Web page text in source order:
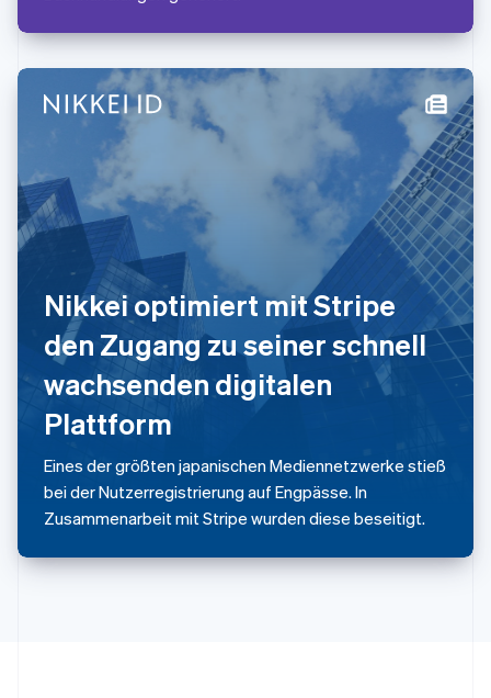
Nikkei optimiert mit Stripe
den Zugang zu seiner schnell
wachsenden digitalen
Plattform
Eines der größten japanischen Mediennetzwerke stieß
bei der Nutzerregistrierung auf Engpässe. In
Zusammenarbeit mit Stripe wurden diese beseitigt.
Portugal
Rumänien
English
Schweden
SvenskaEnglish
Schweiz
Deutsch
Singapur
English 简体中文
Slowakei
Slowenien
EnglishItaliano
Sonderverwaltungsregion Hongkong,
China
English 简体中文
Spanien
EspañolEnglish
Thailand
English
Tschechische Republik
English
Ungarn
Vereinigte Arabische Emirate